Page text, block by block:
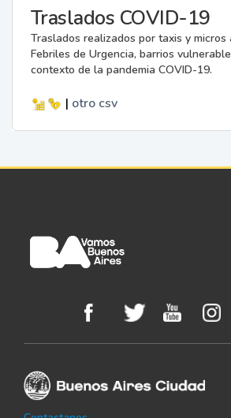
Traslados COVID-19
Traslados realizados por taxis y micros
Febriles de Urgencia, barrios
contexto de la pandemia COVID-19.
| otro csv